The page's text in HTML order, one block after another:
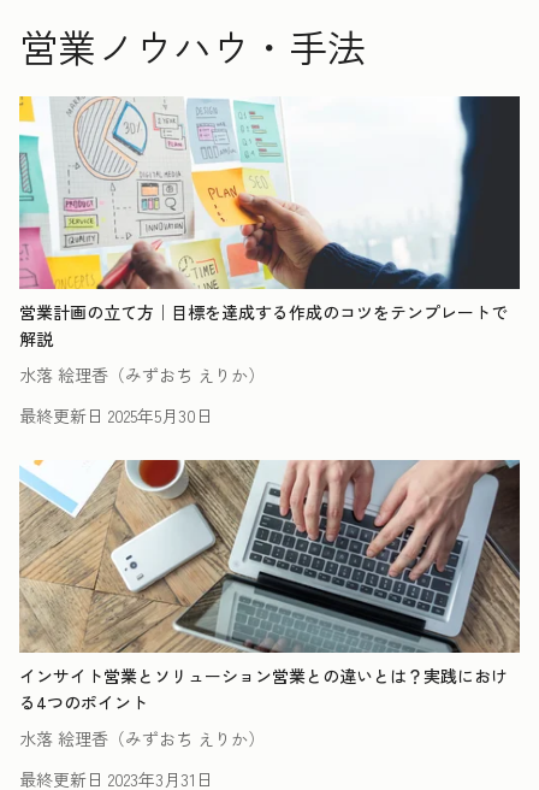
営業ノウハウ・手法
営業計画の立て方｜目標を達成する作成のコツをテンプレートで
解説
水落 絵理香（みずおち えりか）
最終更新日 2025年5月30日
インサイト営業とソリューション営業との違いとは？実践におけ
る4つのポイント
水落 絵理香（みずおち えりか）
最終更新日 2023年3月31日